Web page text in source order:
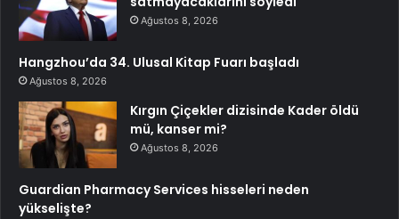
Ağustos 8, 2026
Hangzhou’da 34. Ulusal Kitap Fuarı başladı
Ağustos 8, 2026
Kırgın Çiçekler dizisinde Kader öldü
mü, kanser mi?
Ağustos 8, 2026
Guardian Pharmacy Services hisseleri neden
yükselişte?